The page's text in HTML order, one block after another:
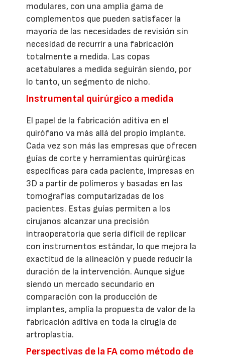
modulares, con una amplia gama de
complementos que pueden satisfacer la
mayoría de las necesidades de revisión sin
necesidad de recurrir a una fabricación
totalmente a medida. Las copas
acetabulares a medida seguirán siendo, por
lo tanto, un segmento de nicho.
Instrumental quirúrgico a medida
El papel de la fabricación aditiva en el
quirófano va más allá del propio implante.
Cada vez son más las empresas que ofrecen
guías de corte y herramientas quirúrgicas
específicas para cada paciente, impresas en
3D a partir de polímeros y basadas en las
tomografías computarizadas de los
pacientes. Estas guías permiten a los
cirujanos alcanzar una precisión
intraoperatoria que sería difícil de replicar
con instrumentos estándar, lo que mejora la
exactitud de la alineación y puede reducir la
duración de la intervención. Aunque sigue
siendo un mercado secundario en
comparación con la producción de
implantes, amplía la propuesta de valor de la
fabricación aditiva en toda la cirugía de
artroplastia.
Perspectivas de la FA como método de